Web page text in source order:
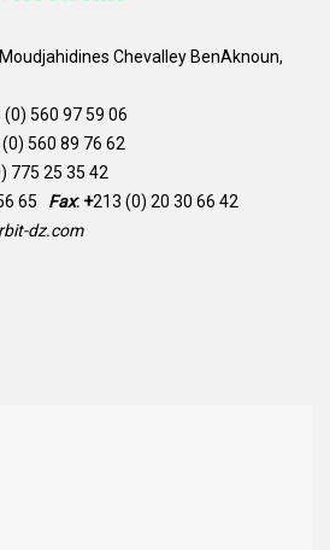
Chevalley BenAknoun,
(0) 560 97 59 06
560 89 76 62
775 25 35 42
65 Fax: +213 (0) 20 30 66 42
dz.com